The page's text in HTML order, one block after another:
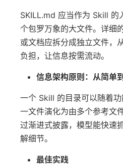
SKILL.md 应当作为 Skill 的
个包罗万象的大文件。详细
或文档应拆分成独立文件，
负担，让信息按需流动。
信息架构原则：从简单
一个 Skill 的目录可以随着
一文件演化为由多个参考文
过渐进式披露，模型能快速
解细节。
最佳实践